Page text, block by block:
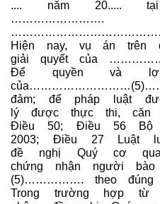
.... năm 20.....
Hiện nay, vụ án trên
giải quyết của
Để quyền và
đảm; để pháp luật
lý được thực thi,
Điều 50; Điều 56
2003; Điều 27 Luật
đề nghị Quý cơ
chứng nhận người
(5)……………. theo đúng
Trong trường hợp từ